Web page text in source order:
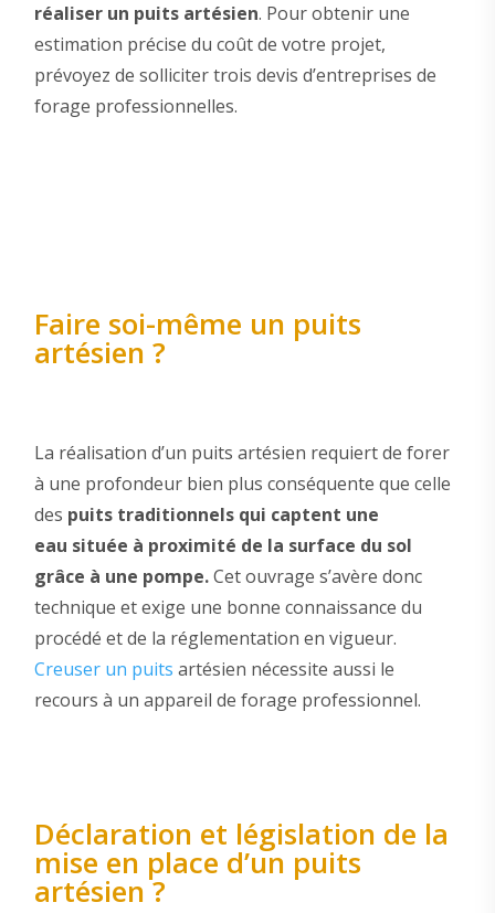
réaliser un puits artésien. Pour obtenir une
estimation précise du coût de votre projet,
prévoyez de solliciter trois devis d’entreprises de
forage professionnelles.
Faire soi-même un puits
artésien ?
La réalisation d’un puits artésien requiert de forer
à une profondeur bien plus conséquente que celle
des puits traditionnels qui captent une
eau située à proximité de la surface du sol
grâce à une pompe.Cet ouvrage s’avère donc
technique et exige une bonne connaissance du
procédé et de la réglementation en vigueur.
Creuser un puits artésien nécessite aussi le
recours à un appareil de forage professionnel.
Déclaration et législation de la
mise en place d’un puits
artésien ?